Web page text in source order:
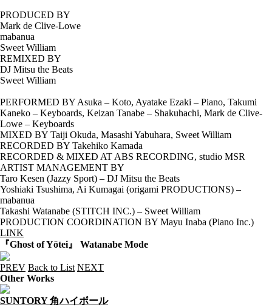
PRODUCED BY
Mark de Clive-Lowe
mabanua
Sweet William
REMIXED BY
DJ Mitsu the Beats
Sweet William
PERFORMED BY Asuka – Koto, Ayatake Ezaki – Piano, Takumi
Kaneko – Keyboards, Keizan Tanabe – Shakuhachi, Mark de Clive-
Lowe – Keyboards
MIXED BY Taiji Okuda, Masashi Yabuhara, Sweet William
RECORDED BY Takehiko Kamada
RECORDED & MIXED AT ABS RECORDING, studio MSR
ARTIST MANAGEMENT BY
Taro Kesen (Jazzy Sport) – DJ Mitsu the Beats
Yoshiaki Tsushima, Ai Kumagai (origami PRODUCTIONS) –
mabanua
Takashi Watanabe (STITCH INC.) – Sweet William
PRODUCTION COORDINATION BY Mayu Inaba (Piano Inc.)
LINK
『Ghost of Yōtei』 Watanabe Mode
PREV Back to List NEXT
Other Works
SUNTORY 角ハイボール